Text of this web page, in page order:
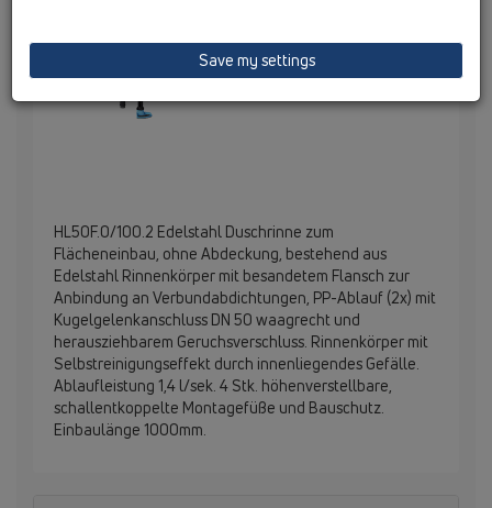
HL50F.0/100.2 Edelstahl Duschrinne zum
Flächeneinbau, ohne Abdeckung, bestehend aus
Edelstahl Rinnenkörper mit besandetem Flansch zur
Anbindung an Verbundabdichtungen, PP-Ablauf (2x) mit
Kugelgelenkanschluss DN 50 waagrecht und
herausziehbarem Geruchsverschluss. Rinnenkörper mit
Selbstreinigungseffekt durch innenliegendes Gefälle.
Ablaufleistung 1,4 l/sek. 4 Stk. höhenverstellbare,
schallentkoppelte Montagefüße und Bauschutz.
Einbaulänge 1000mm.
Save my settings